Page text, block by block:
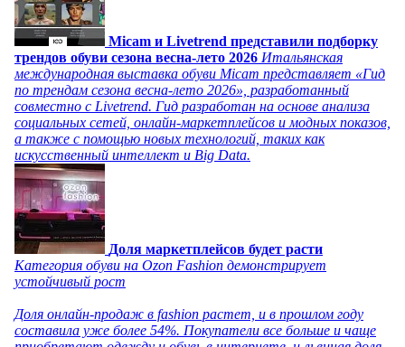
Micam и Livetrend представили подборку
трендов обуви сезона весна-лето 2026 Итальянская
международная выставка обуви Micam представляет «Гид
по трендам сезона весна-лето 2026», разработанный
совместно с Livetrend. Гид разработан на основе анализа
социальных сетей, онлайн-маркетплейсов и модных показов,
а также с помощью новых технологий, таких как
искусственный интеллект и Big Data.
Доля маркетплейсов будет расти
Категория обуви на Ozon Fashion демонстрирует
устойчивый рост
Доля онлайн-продаж в fashion растет, и в прошлом году
составила уже более 54%. Покупатели все больше и чаще